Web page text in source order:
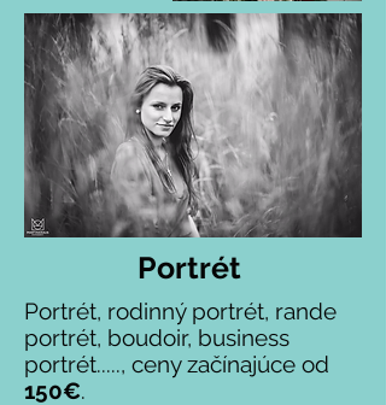
Portrét
Portrét, rodinný portrét, rande
portrét, boudoir, business
portrét....., ceny začínajúce od
150€.